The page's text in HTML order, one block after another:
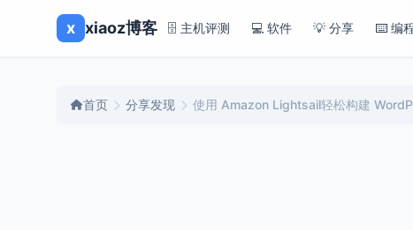
x xiaoz博客 🗄️ 主机评测 💻 软件 💡 分享 ⌨️ 编
首页 分享发现 使用 Amazon Lightsail轻松构建